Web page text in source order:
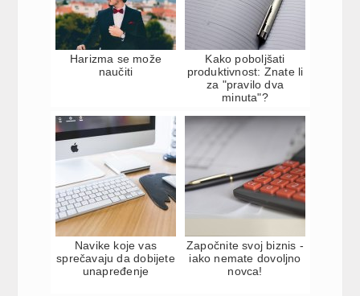
Harizma se može
naučiti
Kako poboljšati
produktivnost: Znate li
za "pravilo dva
minuta"?
Navike koje vas
sprečavaju da dobijete
unapređenje
Započnite svoj biznis -
iako nemate dovoljno
novca!